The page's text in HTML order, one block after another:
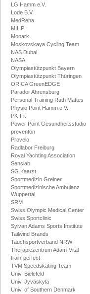
LG Hamm e.V.
Lode B.V.
MedReha
MIHP
Monark
Moskovskaya Cycling Team
NAS Dubai
NASA
Olympiastützpunkt Bayern
Olympiastützpunkt Thüringen
ORICA GreenEDGE
Parador Ahrensburg
Personal Training Ruth Mattes
Physio Point Hamm e.V.
PK-Fit
Power Point Gesundheitsstudio
preventon
Provelo
Radlabor Freiburg
Royal Yachting Association
Senslab
SG Kaarst
Sportmedizin Greiner
Sportmedizinische Ambulanz
Wuppertal
SRM
Swiss Olympic Medical Center
Swiss Sportclinic
Sylvan Adams Sports Institute
Tailwind Brands
Tauchsportverband NRW
Therapiezentrum Adam-Vital
train-perfect
TVM Speedskating Team
Univ. Bielefeld
Univ. Jyväskylä
Univ. of Southern Denmark